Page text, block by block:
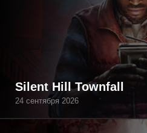
Silent Hill Townfall
24 сентября 2026